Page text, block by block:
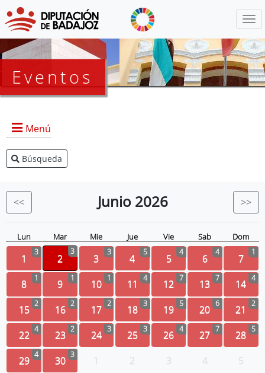
Eventos
Menú
Agenda Presidencia
Eventos
Búsqueda
<< Junio 2026 >>
Lun Mar Mie Jue Vie Sab Dom
1 3 2
3
3 3 4 5 5 4 6 4 7 1
8 1 9 1 10 1 11 4 12 7 13 7 14 4
15 2 16 2 17 2 18 3 19 5 20 6 21 2
22 4 23 2 24 3 25 3 26 4 27 7 28 5
29 4 30 3 1 2 3 4 5